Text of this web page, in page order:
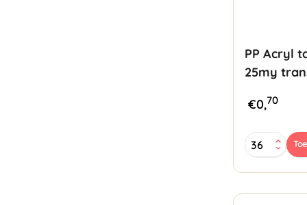
PP Acryl
25my
€0,70
PP
Acryl
25my